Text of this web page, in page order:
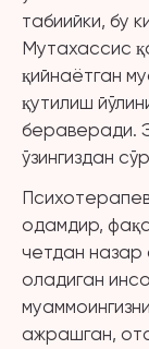
табиийки, бу
Мутахассис
қийнаётган
қутилиш
бераверади.
ўзингиздан
одамдир,
четдан назар
оладиган
ажрашган,